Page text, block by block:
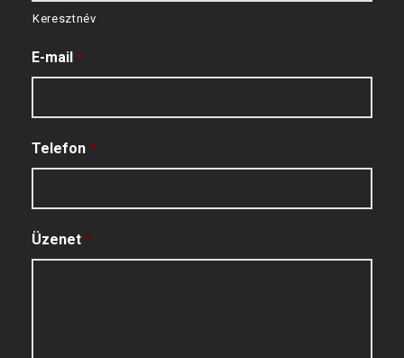
Keresztnév
E-mail *
Telefon *
Üzenet *